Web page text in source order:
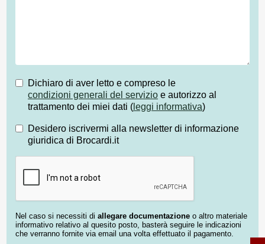
Dichiaro di aver letto e compreso le
condizioni generali del servizio e autorizzo al
trattamento dei miei dati ( leggi informativa)
Desidero iscrivermi alla newsletter di informazione
giuridica di Brocardi.it
Nel caso si necessiti di allegare documentazione o altro materiale
informativo relativo al quesito posto, basterà seguire le indicazioni
che verranno fornite via email una volta effettuato il pagamento.